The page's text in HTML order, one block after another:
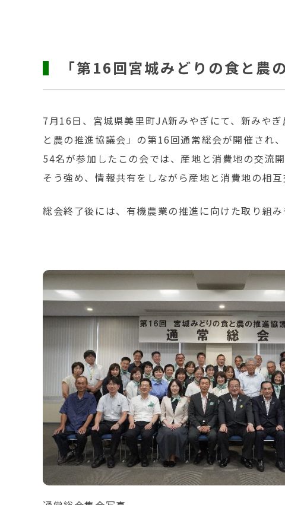
「第16回宮城みどりの食と農
7月16日、宮城県美里町JA新みやぎにて、新みや
と農の推進協議会」の第16回通常総会が開催され
54名が参加したこの会では、産地と消費地の交流
そう強め、情報共有をしながら産地と消費地の相
総会終了後には、有機農業の推進に向けた取り組